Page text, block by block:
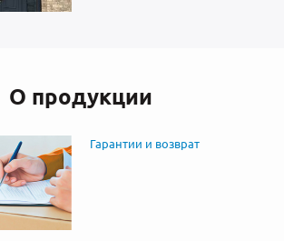
О продукции
Гарантии и возврат